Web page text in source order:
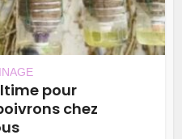
pour
chez